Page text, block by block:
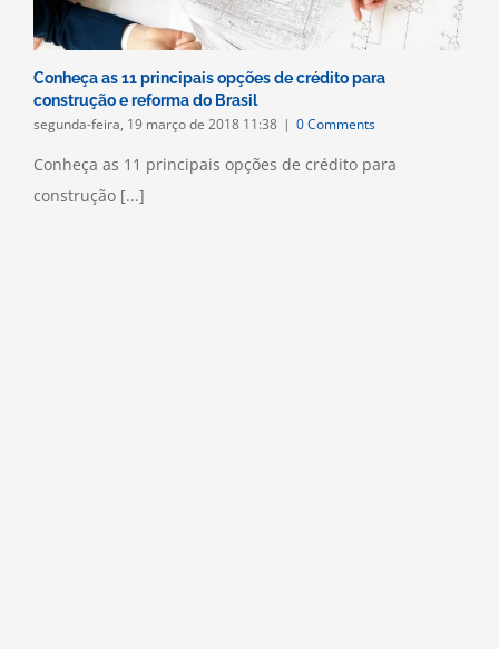
Conheça as 11 principais opções de crédito para
construção e reforma do Brasil
segunda-feira, 19 março de 2018 11:38 | 0 Comments
Conheça as 11 principais opções de crédito para
construção [...]